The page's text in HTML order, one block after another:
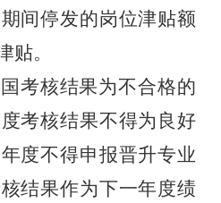
间停发的岗位津贴额
贴。
国考核结果为不合格的
考核结果不得为良好
度不得申报晋升专业
结果作为下一年度绩